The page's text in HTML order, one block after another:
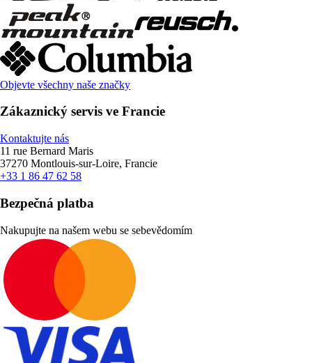
Objevte všechny naše značky
Zákaznický servis ve Francie
Kontaktujte nás
11 rue Bernard Maris
37270 Montlouis-sur-Loire, Francie
+33 1 86 47 62 58
Bezpečná platba
Nakupujte na našem webu se sebevědomím